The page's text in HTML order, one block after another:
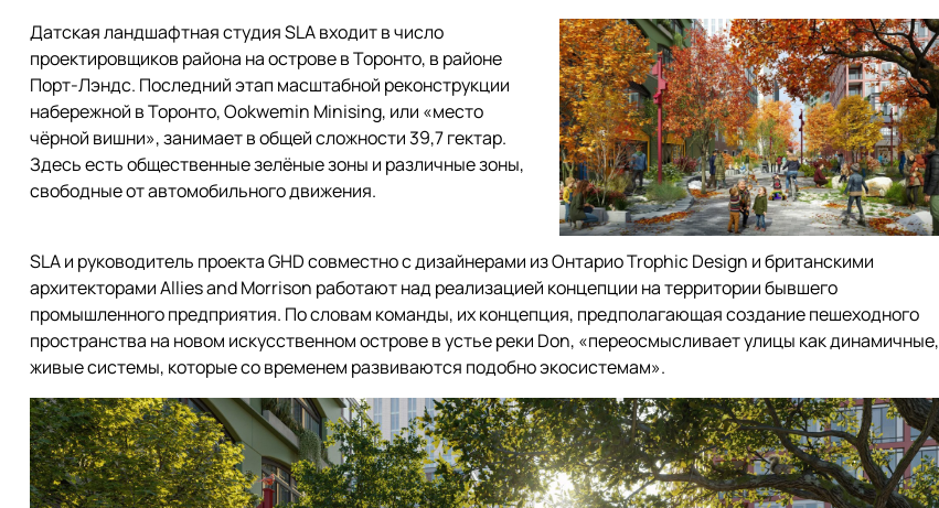
Датская ландшафтная студия SLA входит в число
проектировщиков района на острове в Торонто, в районе
Порт-Лэндс. Последний этап масштабной реконструкции
набережной в Торонто, Ookwemin Minising, или «место
чёрной вишни», занимает в общей сложности 39,7 гектар.
Здесь есть общественные зелёные зоны и различные зоны,
свободные от автомобильного движения.
SLA и руководитель проекта GHD совместно с дизайнерами из Онтарио Trophic Design и британскими
архитекторами Allies and Morrison работают над реализацией концепции на территории бывшего
промышленного предприятия. По словам команды, их концепция, предполагающая создание пешеходного
пространства на новом искусственном острове в устье реки Don, «переосмысливает улицы как динамичные,
живые системы, которые со временем развиваются подобно экосистемам».